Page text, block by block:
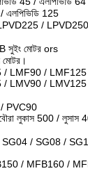
এলপিভিডি 125
/ LPVD250
মোটর ors
/ LMF90 /
LMV90 / LMV125
PVC90
লুকাস 500 /
/ SG08 /
/ MFB160 /